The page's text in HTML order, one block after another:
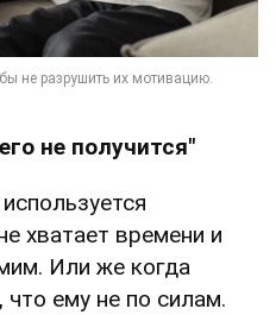
не получится"
хватает времени и
Или же когда
что ему не по силам.